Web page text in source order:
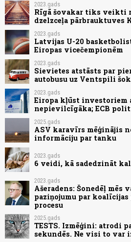
2023.gads
Rīgā šovakar tiks veikti
dzelzceļa pārbrauktuves
2023.gads
Latvijas U-20
Eiropas vicečempionēm
2023.gads
Sievietes atstāsts par
autobusu uz Ventspili
2023.gads
Eiropa kļūst investoriem
nepievilcīgāka; ECB
2025.gads
ASV karavīrs mēģinājis
informāciju par tanku
2023.gads
6 veidi, kā sadedzināt
2023.gads
Ašeradens: Šonedēļ mēs
paziņojumu par koalīcijas
procesu
2025.gads
TESTS. Izmēģini: atrodi
sekundēs. Ne visi to var